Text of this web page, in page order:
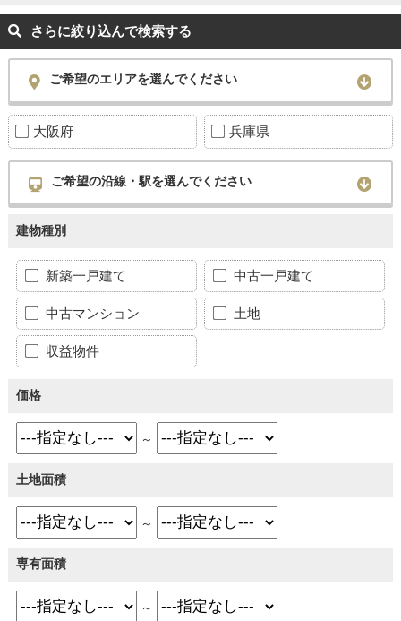
さらに絞り込んで検索する
ご希望のエリアを選んでください
大阪府 兵庫県
ご希望の沿線・駅を選んでください
建物種別
新築一戸建て 中古一戸建て
中古マンション 土地
収益物件
価格
～
土地面積
～
専有面積
～